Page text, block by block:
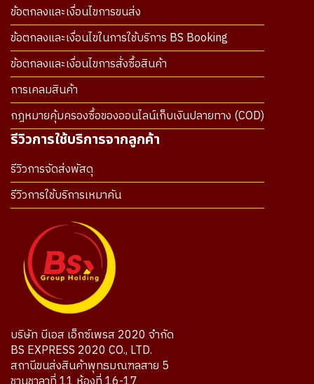
ข้อตกลงและเงื่อนไขการขนส่ง
ข้อตกลงและเงื่อนไขในการใช้บริการ BS Booking
ข้อตกลงและเงื่อนไขการสั่งซื้อสินค้า
การเคลมสินค้า
กฎหมายคุ้มครองซื้อของออนไลน์เก็บเงินปลายทาง (COD)
รีวิวการใช้บริการจากลูกค้า
รีวิวการจัดส่งพัสดุ
รีวิวการใช้บริการเหมาคัน
บริษัท บีเอส เอ็กซ์เพรส 2020 จำกัด
BS EXPRESS 2020 CO., LTD.
สถานีขนส่งสินค้าพุทธมณฑลสาย 5